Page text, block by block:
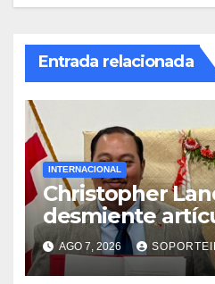
Entrada relacionada
INTERNACIONAL
Christopher
desmiente
Foreign Policy
Islas Salomón
AGO 7, 2026